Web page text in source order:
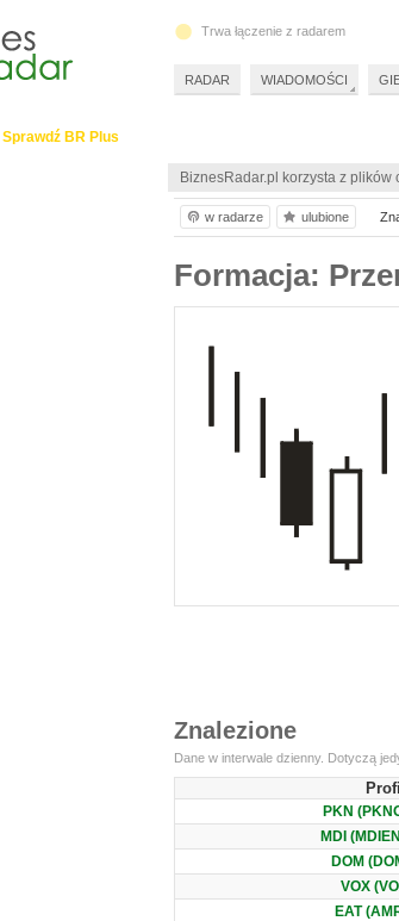
BiznesRadar.pl korzysta z
Formacja:
Znalezione
Dane w interwale dzienny. Dotyczą
Profil
PKN
MDI
DOM
VOX
EAT
w radarze ulubione
Sprawdź BR Plus
Trwa łączenie z radarem
RADAR WIADOMOŚCI